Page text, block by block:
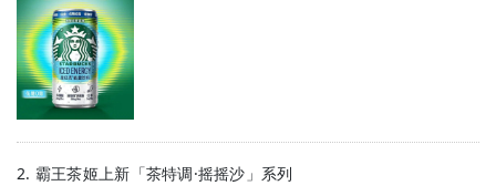
2. 霸王茶姬上新「茶特调·摇摇沙」系列